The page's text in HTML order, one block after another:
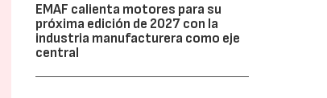
EMAF calienta motores para su
próxima edición de 2027 con la
industria manufacturera como eje
central